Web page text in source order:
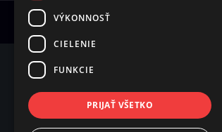
Copyright © 2014
VÝKONNOSŤ
CIELENIE
FUNKCIE
PRIJAŤ VŠETKO